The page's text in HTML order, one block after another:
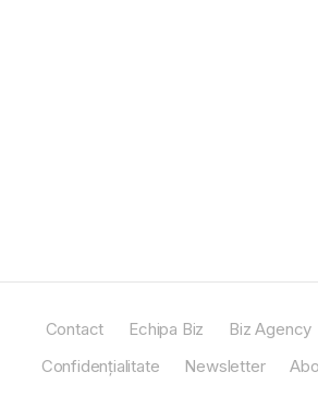
Contact Echipa Biz Biz Agency
Confidențialitate
Newsletter